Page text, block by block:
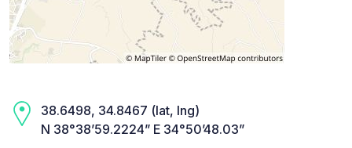
38.6498, 34.8467 (lat, lng)
N 38°38’59.2224” E 34°50’48.03”